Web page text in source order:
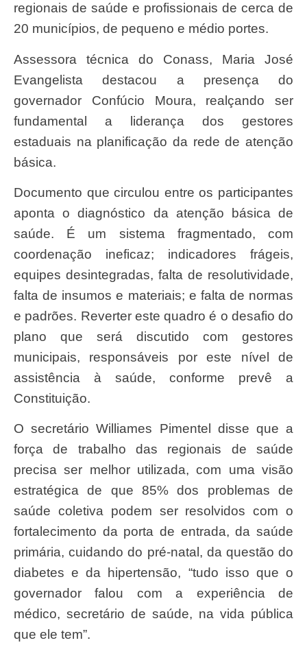
regionais de saúde e profissionais de cerca de
20 municípios, de pequeno e médio portes.
Assessora técnica do Conass, Maria José
Evangelista destacou a presença do
governador Confúcio Moura, realçando ser
fundamental a liderança dos gestores
estaduais na planificação da rede de atenção
básica.
Documento que circulou entre os participantes
aponta o diagnóstico da atenção básica de
saúde. É um sistema fragmentado, com
coordenação ineficaz; indicadores frágeis,
equipes desintegradas, falta de resolutividade,
falta de insumos e materiais; e falta de normas
e padrões. Reverter este quadro é o desafio do
plano que será discutido com gestores
municipais, responsáveis por este nível de
assistência à saúde, conforme prevê a
Constituição.
O secretário Williames Pimentel disse que a
força de trabalho das regionais de saúde
precisa ser melhor utilizada, com uma visão
estratégica de que 85% dos problemas de
saúde coletiva podem ser resolvidos com o
fortalecimento da porta de entrada, da saúde
primária, cuidando do pré-natal, da questão do
diabetes e da hipertensão, “tudo isso que o
governador falou com a experiência de
médico, secretário de saúde, na vida pública
que ele tem”.